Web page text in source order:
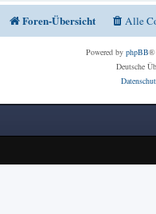
Foren-Übersicht Alle
Powered by phpBB®
Deutsche